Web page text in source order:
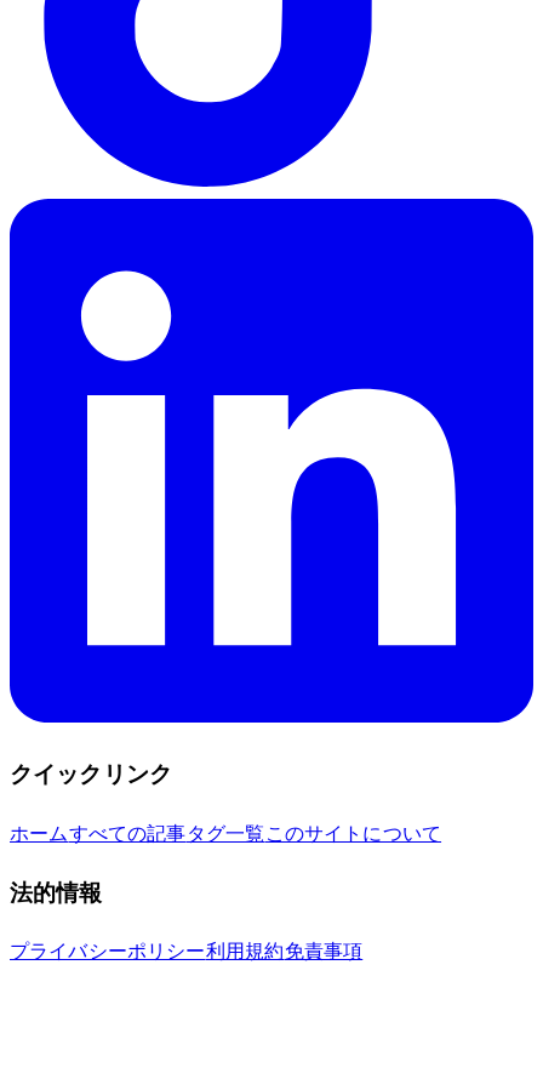
クイックリンク
ホームすべての記事タグ一覧 このサイトについて
法的情報
プライバシーポリシー利用規約免責事項